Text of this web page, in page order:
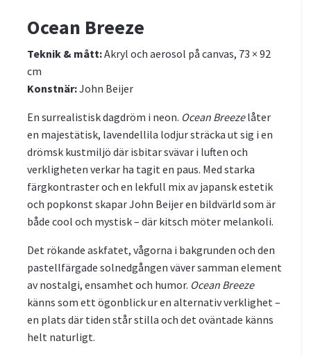
Ocean Breeze
Teknik & mått:Akryl och aerosol på canvas, 73 × 92
cm
Konstnär:John Beijer
En surrealistisk dagdröm i neon. Ocean Breezelåter
en majestätisk, lavendellila lodjur sträcka ut sig i en
drömsk kustmiljö där isbitar svävar i luften och
verkligheten verkar ha tagit en paus. Med starka
färgkontraster och en lekfull mix av japansk estetik
och popkonst skapar John Beijer en bildvärld som är
både cool och mystisk – där kitsch möter melankoli.
Det rökande askfatet, vågorna i bakgrunden och den
pastellfärgade solnedgången väver samman element
av nostalgi, ensamhet och humor. Ocean Breeze
känns som ett ögonblick ur en alternativ verklighet –
en plats där tiden står stilla och det oväntade känns
helt naturligt.